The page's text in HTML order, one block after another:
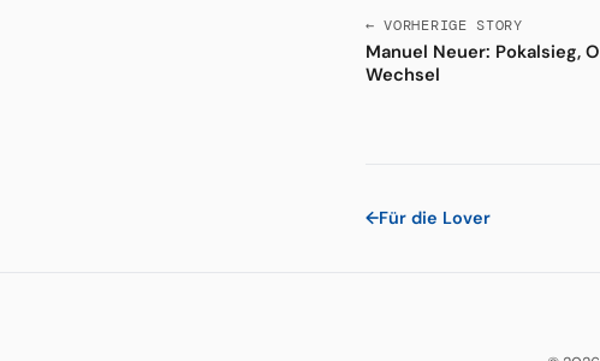
← VORHERIGE STORY
Manuel Neuer: Pokalsieg,
Wechsel
←Für die Lover